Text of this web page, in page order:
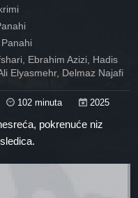
Ebrahim Azizi, Hadis
Elyasmehr, Delmaz Najafi
102 minuta 2025
pokrenuće niz